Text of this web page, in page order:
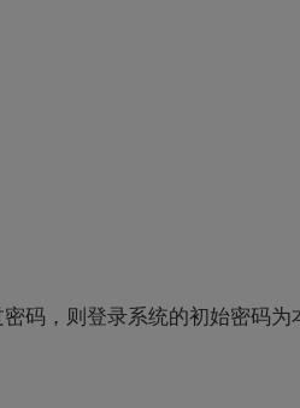
码，则登录系统的初始密码